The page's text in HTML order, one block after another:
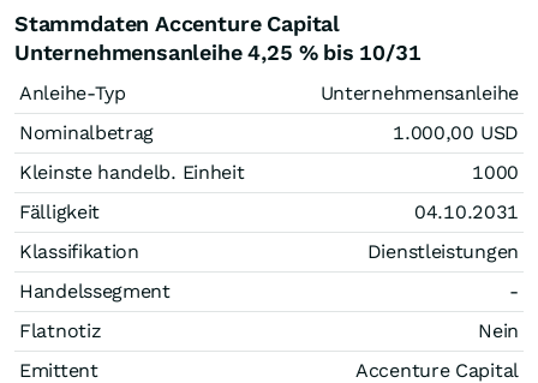
Stammdaten Accenture Capital
Unternehmensanleihe 4,25 % bis 10/31
Anleihe-Typ
Unternehmensanleihe
Nominalbetrag
1.000,00 USD
Kleinste handelb. Einheit
1000
Fälligkeit
04.10.2031
Klassifikation
Dienstleistungen
Handelssegment
-
Flatnotiz
Nein
Emittent
Accenture Capital